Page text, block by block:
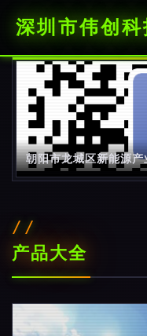
深圳市伟创科
朝阳市龙城区新能源
产品大全